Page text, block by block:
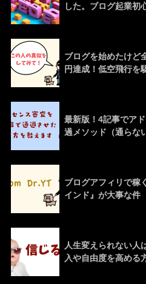
した。ブログ起業初
ブログを始めたけど
円達成！低空飛行を
最新版！4記事でア
過メソッド（通らな
ブログアフィリで稼
インド』が大事な件
人生変えられない人
入や自由度を高める